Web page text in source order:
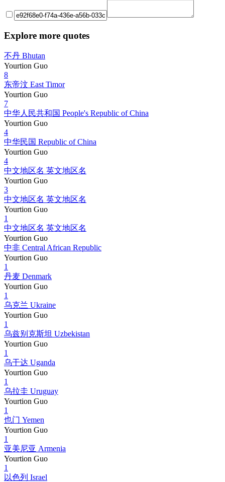
Explore more quotes
不丹 Bhutan
Yourtion Guo
8
东帝汶 East Timor
Yourtion Guo
7
中华人民共和国 People's Republic of China
Yourtion Guo
4
中华民国 Republic of China
Yourtion Guo
4
中文地区名 英文地区名
Yourtion Guo
3
中文地区名 英文地区名
Yourtion Guo
1
中文地区名 英文地区名
Yourtion Guo
中非 Central African Republic
Yourtion Guo
1
丹麦 Denmark
Yourtion Guo
1
乌克兰 Ukraine
Yourtion Guo
1
乌兹别克斯坦 Uzbekistan
Yourtion Guo
1
乌干达 Uganda
Yourtion Guo
1
乌拉圭 Uruguay
Yourtion Guo
1
也门 Yemen
Yourtion Guo
1
亚美尼亚 Armenia
Yourtion Guo
1
以色列 Israel